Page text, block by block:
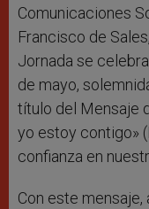
Comunicaciones
Francisco de
Jornada se
de mayo,
título del Mensaje
yo estoy contigo»
confianza en
Con este